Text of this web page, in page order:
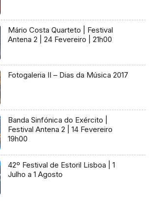
Mário Costa Quarteto | Festival
Antena 2 | 24 Fevereiro | 21h00
Fotogaleria II – Dias da Música 2017
Banda Sinfónica do Exército |
Festival Antena 2 | 14 Fevereiro
19h00
42º Festival de Estoril Lisboa | 1
Julho a 1 Agosto